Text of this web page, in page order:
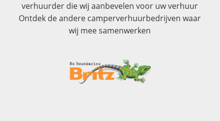
verhuurder die wij aanbevelen voor uw verhuur
Ontdek de andere camperverhuurbedrijven waar
wij mee samenwerken